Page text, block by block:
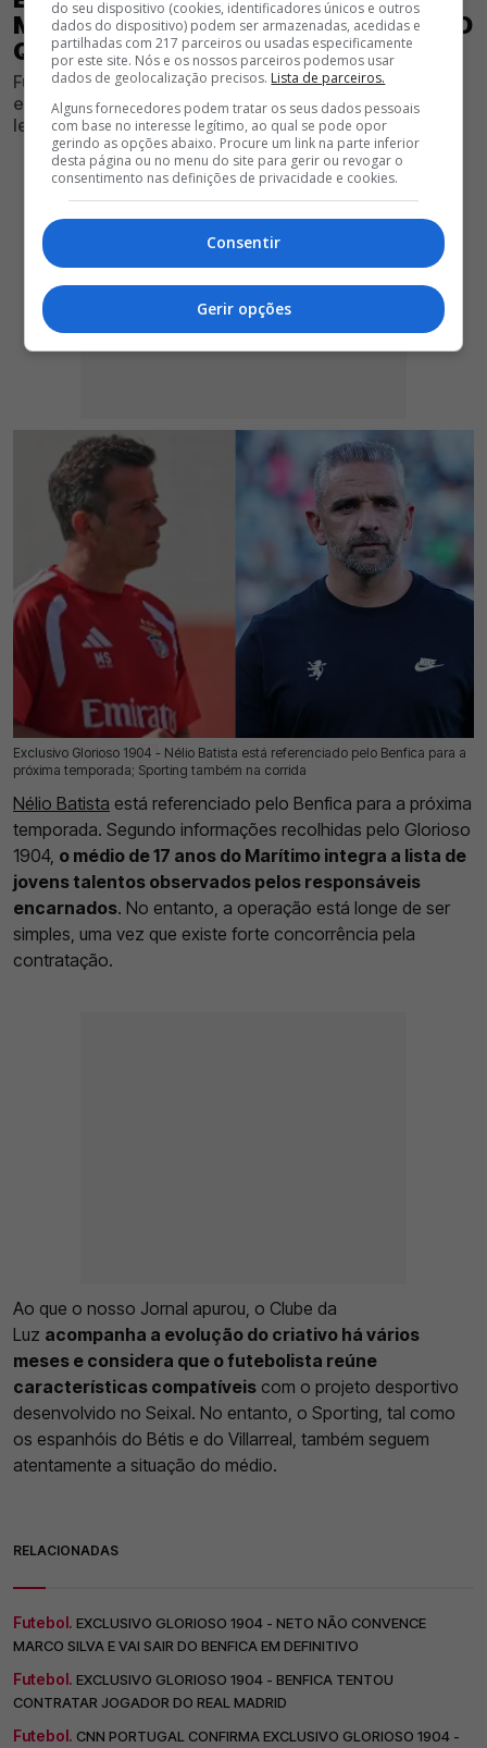
MARÍTIMO, MAS SPORTING TAMBÉM O
QUER
Futebolista dos verde-rubros agrada à estrutura
encarnada, mas interesse de vários clubes, como os
leões, dificulta eventual negócio
Exclusivo Glorioso 1904 - Nélio Batista está referenciado pelo Benfica para a
próxima temporada; Sporting também na corrida
27 Jul 2026 | 03:00 | 0
Nélio Batista está referenciado pelo Benfica para a próxima
temporada. Segundo informações recolhidas pelo Glorioso
1904, o médio de 17 anos do Marítimo integra a lista de
jovens talentos observados pelos responsáveis
encarnados. No entanto, a operação está longe de ser
simples, uma vez que existe forte concorrência pela
contratação.
Ao que o nosso Jornal apurou, o Clube da
Luz acompanha a evolução do criativo há vários
meses e considera que o futebolista reúne
características compatíveis com o projeto desportivo
desenvolvido no Seixal. No entanto, o Sporting, tal como
os espanhóis do Bétis e do Villarreal, também seguem
atentamente a situação do médio.
RELACIONADAS
Futebol. EXCLUSIVO GLORIOSO 1904 - NETO NÃO CONVENCE
MARCO SILVA E VAI SAIR DO BENFICA EM DEFINITIVO
Futebol. EXCLUSIVO GLORIOSO 1904 - BENFICA TENTOU
CONTRATAR JOGADOR DO REAL MADRID
Futebol. CNN PORTUGAL CONFIRMA EXCLUSIVO GLORIOSO 1904 -
do seu dispositivo (cookies, identificadores únicos e outros
dados do dispositivo) podem ser armazenadas, acedidas e
partilhadas com 217 parceiros ou usadas especificamente
por este site. Nós e os nossos parceiros podemos usar
dados de geolocalização precisos. Lista de parceiros.
Alguns fornecedores podem tratar os seus dados pessoais
com base no interesse legítimo, ao qual se pode opor
gerindo as opções abaixo. Procure um link na parte inferior
desta página ou no menu do site para gerir ou revogar o
consentimento nas definições de privacidade e cookies.
Consentir
Gerir opções